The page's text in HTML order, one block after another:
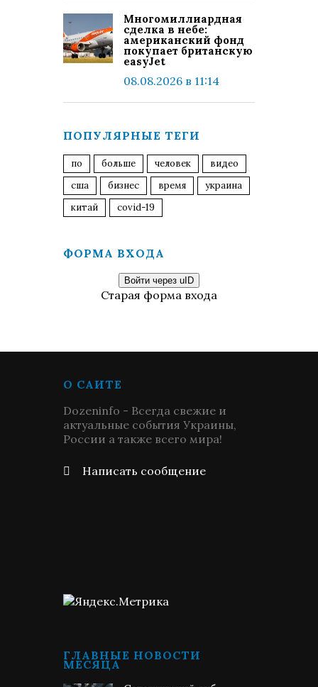
Многомиллиардная
сделка в небе:
американский фонд
покупает британскую
easyJet
08.08.2026 в 11:14
ПОПУЛЯРНЫЕ ТЕГИ
по больше человек
видео
сша
бизнес время
украина
китай
covid-19
ФОРМА ВХОДА
Войти через uID
Старая форма входа
О САЙТЕ
Dozeninfo - Всегда свежие и
актуальные события Украины,
России а также всего мира!
Написать сообщение
ГЛАВНЫЕ НОВОСТИ
МЕСЯЦА